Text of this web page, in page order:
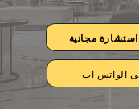
مجانية
الواتس اب